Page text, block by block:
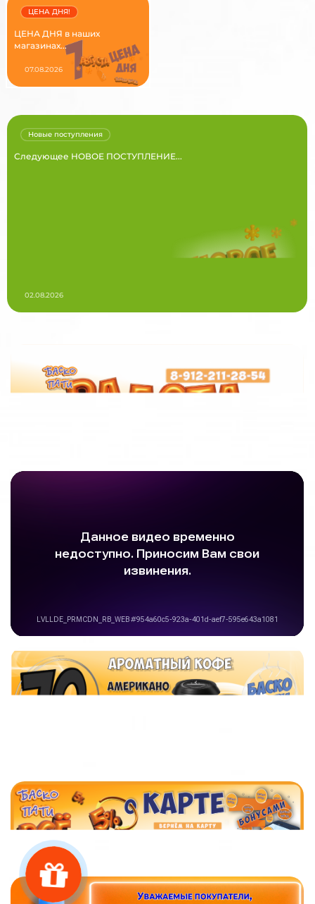
ЦЕНА ДНЯ в наших
магазинах...
ЦЕНА ДНЯ!
07.08.2026
Следующее НОВОЕ ПОСТУПЛЕНИЕ...
Новые поступления
02.08.2026